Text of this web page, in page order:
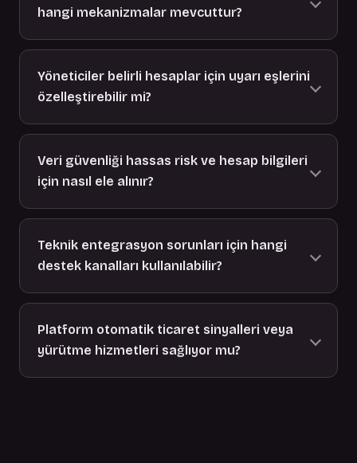
hangi mekanizmalar mevcuttur?
Yöneticiler belirli hesaplar için uyarı eşlerini
özelleştirebilir mi?
Veri güvenliği hassas risk ve hesap bilgileri
için nasıl ele alınır?
Teknik entegrasyon sorunları için hangi
destek kanalları kullanılabilir?
Platform otomatik ticaret sinyalleri veya
yürütme hizmetleri sağlıyor mu?